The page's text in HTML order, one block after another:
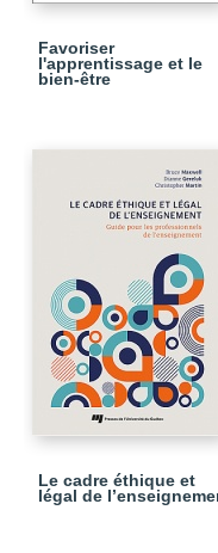
Favoriser
l'apprentissage et le
bien-être
Le cadre éthique et
légal de